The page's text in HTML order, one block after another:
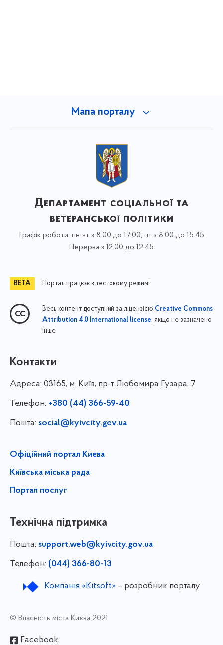
Мапа порталу
Департамент соціальної та
ветеранської політики
Графік роботи: пн-чт з 8:00 до 17:00, пт з 8:00 до 15:45
Перерва з 12:00 до 12:45
Портал працює в тестовому режимі
Весь контент доступний за ліцензією Creative Commons
Attribution 4.0 International license, якщо не зазначено
інше
Контакти
Адреса: 03165, м. Київ, пр-т Любомира Гузара, 7
Телефон: +380 (44) 366-59-40
Пошта: social@kyivcity.gov.ua
Офіційний портал Києва
Київська міська рада
Портал послуг
Технічна підтримка
Пошта: support.web@kyivcity.gov.ua
Телефон: (044) 366-80-13
Компанія «Kitsoft»– розробник порталу
© Власність міста Києва 2021
Facebook